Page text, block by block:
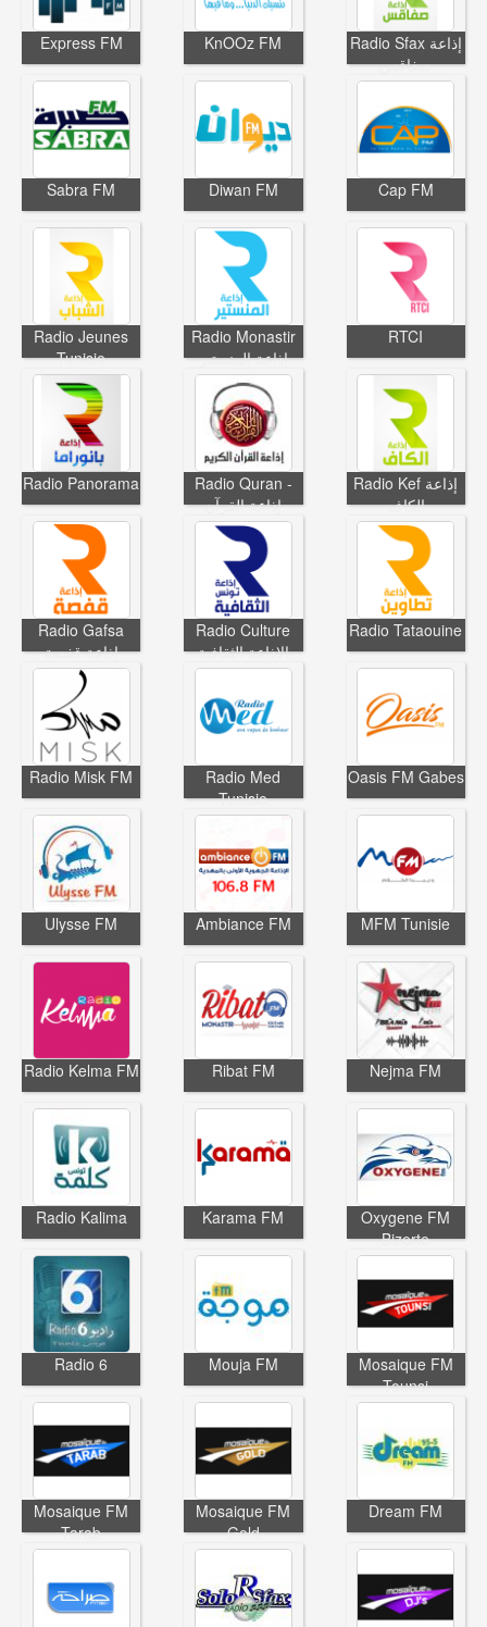
Express FM KnOOz FM
Radio Sfax إذاعة
صفاقس
Sabra FM Diwan FM Cap FM
Radio Jeunes
Tunisie
Radio Monastir
إذاعة المنستير
RTCI
Radio Panorama
Radio Quran -
إذاعة القرآن
Radio Kef إذاعة
الكاف
Radio Gafsa
إذاعة قفصة
Radio Culture
الإذاعة الثقافية
Radio Tataouine
Radio Misk FM
Radio Med
Tunisie
Oasis FM Gabes
Ulysse FM Ambiance FM MFM Tunisie
Radio Kelma FM Ribat FM Nejma FM
Radio Kalima Karama FM
Oxygene FM
Bizerte
Radio 6 Mouja FM
Mosaique FM
Tounsi
Mosaique FM
Tarab
Mosaique FM
Gold
Dream FM